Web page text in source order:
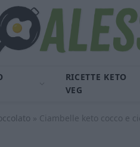
RICETTE KETO
VEG
» Ciambelle keto cocco e